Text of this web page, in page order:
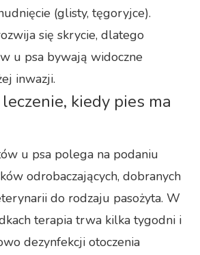
(glisty, tęgoryjce).
się skrycie, dlatego
u psa bywają widoczne
inwazji.
kiedy pies ma
u psa polega na podaniu
odrobaczających, dobranych
do rodzaju pasożyta. W
terapia trwa kilka tygodni i
dezynfekcji otoczenia